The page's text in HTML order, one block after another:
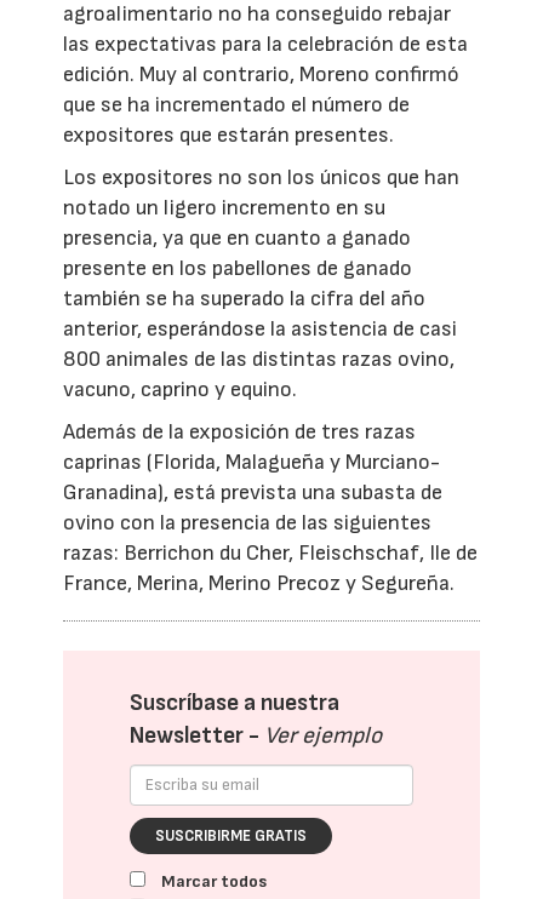
agroalimentario no ha conseguido rebajar
las expectativas para la celebración de esta
edición. Muy al contrario, Moreno confirmó
que se ha incrementado el número de
expositores que estarán presentes.
Los expositores no son los únicos que han
notado un ligero incremento en su
presencia, ya que en cuanto a ganado
presente en los pabellones de ganado
también se ha superado la cifra del año
anterior, esperándose la asistencia de casi
800 animales de las distintas razas ovino,
vacuno, caprino y equino.
Además de la exposición de tres razas
caprinas (Florida, Malagueña y Murciano-
Granadina), está prevista una subasta de
ovino con la presencia de las siguientes
razas: Berrichon du Cher, Fleischschaf, Ile de
France, Merina, Merino Precoz y Segureña.
Suscríbase a nuestra
Newsletter - Ver ejemplo
SUSCRIBIRME GRATIS
Marcar todos